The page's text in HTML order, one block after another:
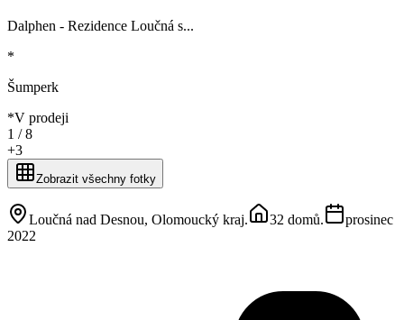
Dalphen - Rezidence Loučná s...
*
Šumperk
*V prodeji
1 /8
+3
Zobrazit všechny fotky
Loučná nad Desnou, Olomoucký kraj. 32 domů.
prosinec
2022